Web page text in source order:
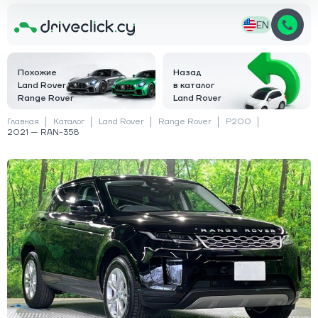
EN
Похожие
Land Rover
Range Rover
Назад
в каталог
Land Rover
Главная Каталог Land Rover Range Rover
P200
2021 — RAN-358